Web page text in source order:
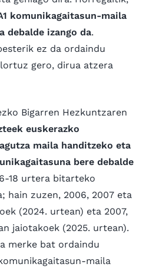
komunikagaitasun-maila
debalde izango da.
ez da ordaindu
gero, dirua atzera
Bigarren Hezkuntzaren
euskerazko
maila handitzeko eta
bere debalde
18 urtera bitarteko
hain zuzen, 2006, 2007 eta
(2024. urtean) eta 2007,
jaiotakoek (2025. urtean).
merke bat ordaindu
maila